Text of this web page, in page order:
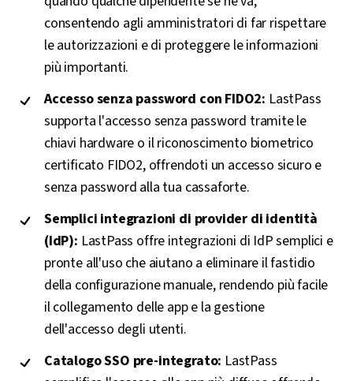
consentendo agli amministratori di far rispettare
le autorizzazioni e di proteggere le informazioni
più importanti.
Accesso senza password con FIDO2: LastPass
supporta l'accesso senza password tramite le
chiavi hardware o il riconoscimento biometrico
certificato FIDO2, offrendoti un accesso sicuro e
senza password alla tua cassaforte.
Semplici integrazioni di provider di identità
(IdP): LastPass offre integrazioni di IdP semplici e
pronte all'uso che aiutano a eliminare il fastidio
della configurazione manuale, rendendo più facile
il collegamento delle app e la gestione
dell'accesso degli utenti.
Catalogo SSO pre-integrato: LastPass